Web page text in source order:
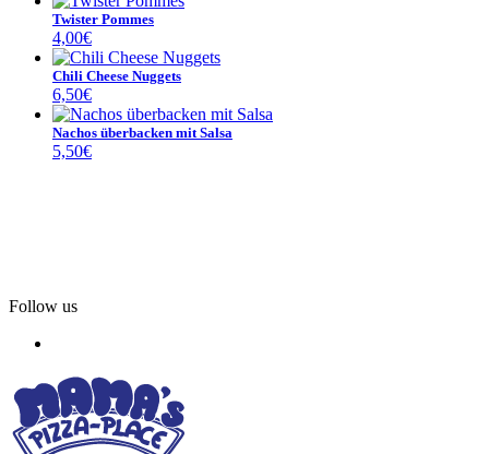
Twister Pommes
4,00€
Chili Cheese Nuggets
6,50€
Nachos überbacken mit Salsa
5,50€
Follow us